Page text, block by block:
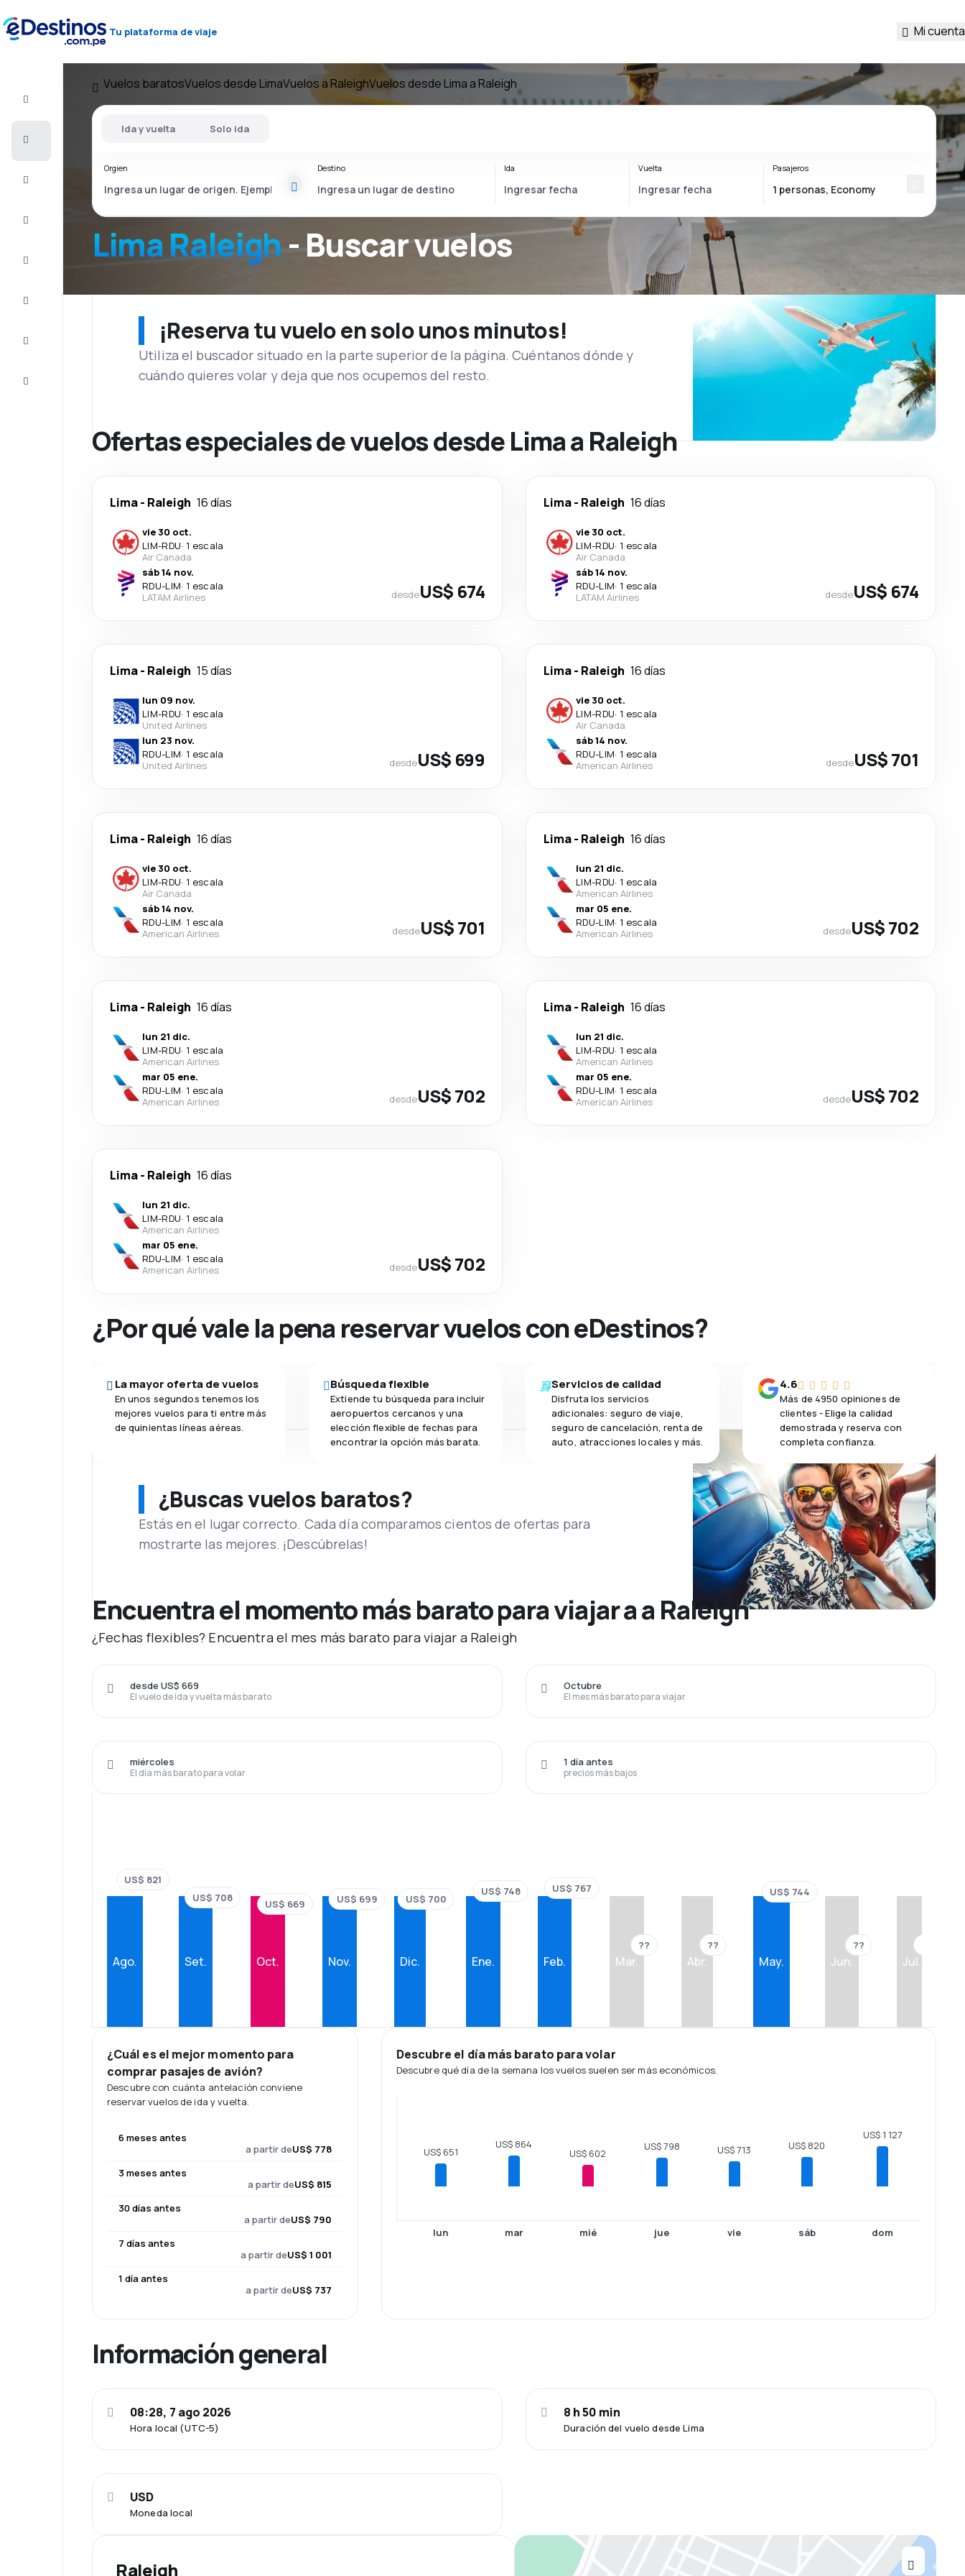
Tu plataforma de viaje Mi cuenta
Completa
Vuelos baratosVuelos desde LimaVuelos a RaleighVuelos desde Lima a Raleigh
Lima Raleigh- Buscar vuelos
Ida y vuelta Solo ida
Orgien Destino Ida Vuelta Pasajeros
¡Reserva tu vuelo en solo unos minutos!
Utiliza el buscador situado en la parte superior de la página. Cuéntanos dónde y
cuándo quieres volar y deja que nos ocupemos del resto.
Ofertas especiales de vuelos desde Lima a Raleigh
Lima- Raleigh 16 días
vie 30 oct.
LIM-RDU· 1 escala
Air Canada
sáb 14 nov.
RDU-LIM· 1 escala
LATAM Airlines
desdeUS$ 674
Lima- Raleigh 16 días
vie 30 oct.
LIM-RDU· 1 escala
Air Canada
sáb 14 nov.
RDU-LIM· 1 escala
LATAM Airlines
desdeUS$ 674
Lima- Raleigh 15 días
lun 09 nov.
LIM-RDU· 1 escala
United Airlines
lun 23 nov.
RDU-LIM· 1 escala
United Airlines
desdeUS$ 699
Lima- Raleigh 16 días
vie 30 oct.
LIM-RDU· 1 escala
Air Canada
sáb 14 nov.
RDU-LIM· 1 escala
American Airlines
desdeUS$ 701
Lima- Raleigh 16 días
vie 30 oct.
LIM-RDU· 1 escala
Air Canada
sáb 14 nov.
RDU-LIM· 1 escala
American Airlines
desdeUS$ 701
Lima- Raleigh 16 días
lun 21 dic.
LIM-RDU· 1 escala
American Airlines
mar 05 ene.
RDU-LIM· 1 escala
American Airlines
desdeUS$ 702
Lima- Raleigh 16 días
lun 21 dic.
LIM-RDU· 1 escala
American Airlines
mar 05 ene.
RDU-LIM· 1 escala
American Airlines
desdeUS$ 702
Lima- Raleigh 16 días
lun 21 dic.
LIM-RDU· 1 escala
American Airlines
mar 05 ene.
RDU-LIM· 1 escala
American Airlines
desdeUS$ 702
Lima- Raleigh 16 días
lun 21 dic.
LIM-RDU· 1 escala
American Airlines
mar 05 ene.
RDU-LIM· 1 escala
American Airlines
desdeUS$ 702
¿Por qué vale la pena reservar vuelos con eDestinos?
La mayor oferta de vuelos
En unos segundos tenemos los
mejores vuelos para ti entre más
de quinientas líneas aéreas.
Búsqueda flexible
Extiende tu búsqueda para incluir
aeropuertos cercanos y una
elección flexible de fechas para
encontrar la opción más barata.
Servicios de calidad
Disfruta los servicios
adicionales: seguro de viaje,
seguro de cancelación, renta de
auto, atracciones locales y más.
4.6
Más de 4950 opiniones de
clientes - Elige la calidad
demostrada y reserva con
completa confianza.
¿Buscas vuelos baratos?
Estás en el lugar correcto. Cada día comparamos cientos de ofertas para
mostrarte las mejores. ¡Descúbrelas!
Encuentra el momento más barato para viajar a a Raleigh
¿Fechas flexibles? Encuentra el mes más barato para viajar a Raleigh
El vuelo de ida y vuelta más barato
desde US$ 669
El mes más barato para viajar
Octubre
El día más barato para volar
miércoles
precios más bajos
1 día antes
Ago.
US$ 821
Set.
US$ 708
Oct.
US$ 669
Nov.
US$ 699
Dic.
US$ 700
Ene.
US$ 748
Feb.
US$ 767
Mar.
??
Abr.
??
May.
US$ 744
Jun.
??
Jul.
¿Cuál es el mejor momento para
comprar pasajes de avión?
Descubre con cuánta antelación conviene
reservar vuelos de ida y vuelta.
6 meses antes
a partir deUS$ 778
3 meses antes
a partir deUS$ 815
30 días antes
a partir deUS$ 790
7 días antes
a partir deUS$ 1 001
1 día antes
a partir deUS$ 737
Descubre el día más barato para volar
Descubre qué día de la semana los vuelos suelen ser más económicos.
US$ 651
lun
US$ 864
mar
US$ 602
mié
US$ 798
jue
US$ 713
vie
US$ 820
sáb
US$ 1 127
dom
Información general
Hora local (UTC-5)
08:28, 7 ago 2026
Duración del vuelo desde Lima
8 h 50 min
Moneda local
USD
Raleigh